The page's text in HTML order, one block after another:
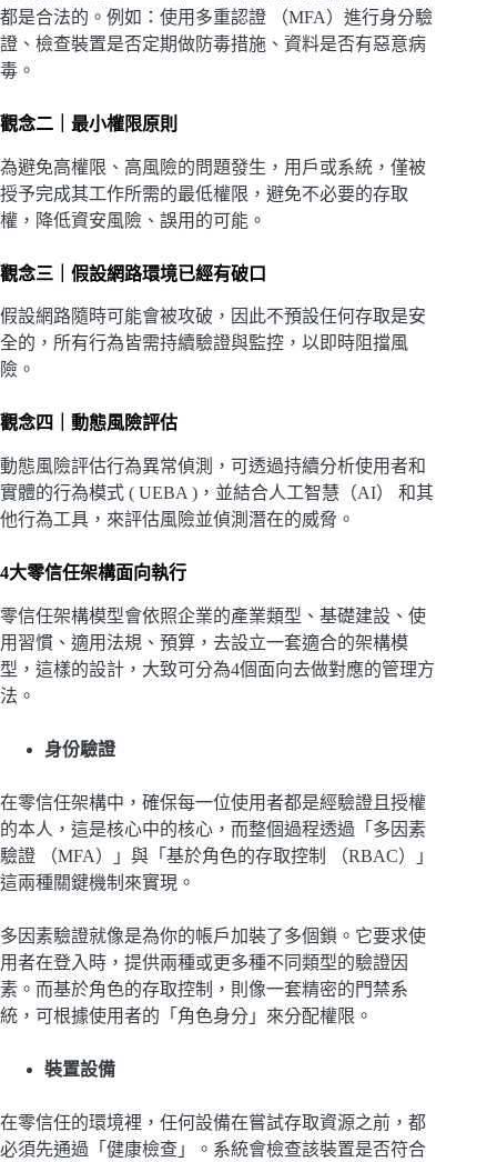
都是合法的。例如：使用多重認證 （MFA）進行身分驗
證、檢查裝置是否定期做防毒措施、資料是否有惡意病
毒。
觀念二｜最小權限原則
為避免高權限、高風險的問題發生，用戶或系統，僅被
授予完成其工作所需的最低權限，避免不必要的存取
權，降低資安風險、誤用的可能。
觀念三｜假設網路環境已經有破口
假設網路隨時可能會被攻破，因此不預設任何存取是安
全的，所有行為皆需持續驗證與監控，以即時阻擋風
險。
觀念四｜動態風險評估
動態風險評估行為異常偵測，可透過持續分析使用者和
實體的行為模式 ( UEBA )，並結合人工智慧（AI） 和其
他行為工具，來評估風險並偵測潛在的威脅。
4大零信任架構面向執行
零信任架構模型會依照企業的產業類型、基礎建設、使
用習慣、適用法規、預算，去設立一套適合的架構模
型，這樣的設計，大致可分為4個面向去做對應的管理方
法。
身份驗證
在零信任架構中，確保每一位使用者都是經驗證且授權
的本人，這是核心中的核心，而整個過程透過「多因素
驗證 （MFA）」與「基於角色的存取控制 （RBAC）」
這兩種關鍵機制來實現。
多因素驗證就像是為你的帳戶加裝了多個鎖。它要求使
用者在登入時，提供兩種或更多種不同類型的驗證因
素。而基於角色的存取控制，則像一套精密的門禁系
統，可根據使用者的「角色身分」來分配權限。
裝置設備
在零信任的環境裡，任何設備在嘗試存取資源之前，都
必須先通過「健康檢查」。系統會檢查該裝置是否符合